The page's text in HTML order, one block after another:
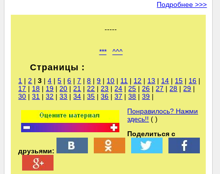
Подробнее >>>
-----
*** ^^^
Страницы :
1 | 2 | 3 |4 |5 |6 |7 |8 |9 | 10 | 11 | 12 | 13 | 14 | 15 | 16 |
17 | 18 | 19 | 20 | 21 | 22 | 23 | 24 | 25 | 26 | 27 | 28 | 29 |
30 |31 |32 |33 |34 |35 |36 |37 |38 |39 |
Понравилось? Нажми
здесь!! ( )
Поделиться с
друзьями: